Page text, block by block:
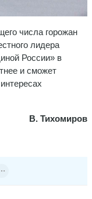
числа горожан
лидера
России» в
и сможет
В. Тихомиров